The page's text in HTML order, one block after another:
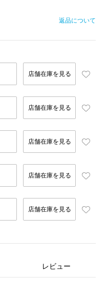
返品について
店舗在庫を見る
店舗在庫を見る
店舗在庫を見る
店舗在庫を見る
店舗在庫を見る
レビュー